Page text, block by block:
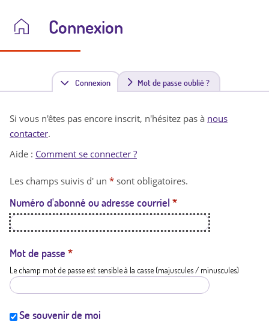
Connexion
Connexion(
n
t
a
t
i
Mot de passe oublié ?
Si vous n'êtes pas encore inscrit, n'hésitez pas à nous
contacter.
Aide : Comment se connecter ?
Les champs suivis d' un * sont obligatoires.
Numéro d'abonné ou adresse courriel *
Mot de passe *
Le champ mot de passe est sensible à la casse (majuscules / minuscules)
Se souvenir de moi